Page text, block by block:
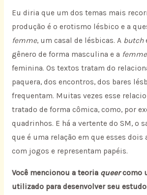
Eu diria que um dos temas mais
produção é o erotismo lésbico e a
femme, um casal de lésbicas. A butch
gênero de forma masculina e a femme
feminina. Os textos tratam do
paquera, dos encontros, dos bares
frequentam. Muitas vezes esse
tratado de forma cômica, como, por
quadrinhos. E há a vertente do SM, o
que é uma relação em que esses
com jogos e representam papéis.
Você mencionou a teoria queercomo
utilizado para desenvolver seu